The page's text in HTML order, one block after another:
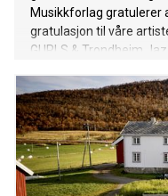
Musikkforlag gratulerer
gratulasjon til våre
GURLS & Trondheim
Tuxedo - Don't Trust
Morten Christophersen
Tradisjonsmusikk:
Erlend Viken Trio - Fete